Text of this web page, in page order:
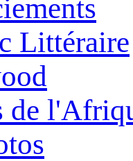
Littéraire
de